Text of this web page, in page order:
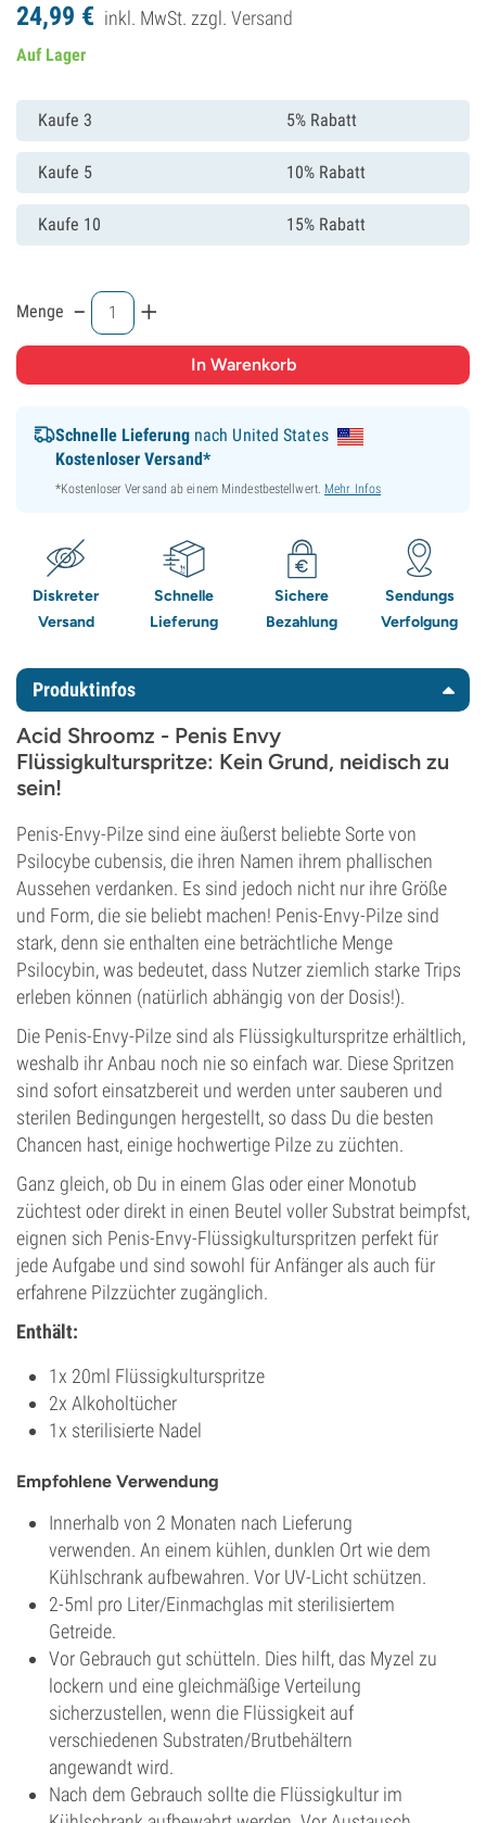
24,99 € inkl. MwSt. zzgl. Versand
Auf Lager
Kaufe 3 5% Rabatt
Kaufe 5 10% Rabatt
Kaufe 10 15% Rabatt
Menge - +
Schnelle Lieferungnach United States
Kostenloser Versand*
*Kostenloser Versand ab einem Mindestbestellwert. Mehr Infos
Diskreter
Versand
Schnelle
Lieferung
Sichere
Bezahlung
Sendungs
Verfolgung
Produktinfos
Acid Shroomz - Penis Envy
Flüssigkulturspritze: Kein Grund, neidisch zu
sein!
Penis-Envy-Pilze sind eine äußerst beliebte Sorte von
Psilocybe cubensis, die ihren Namen ihrem phallischen
Aussehen verdanken. Es sind jedoch nicht nur ihre Größe
und Form, die sie beliebt machen! Penis-Envy-Pilze sind
stark, denn sie enthalten eine beträchtliche Menge
Psilocybin, was bedeutet, dass Nutzer ziemlich starke Trips
erleben können (natürlich abhängig von der Dosis!).
Die Penis-Envy-Pilze sind als Flüssigkulturspritze erhältlich,
weshalb ihr Anbau noch nie so einfach war. Diese Spritzen
sind sofort einsatzbereit und werden unter sauberen und
sterilen Bedingungen hergestellt, so dass Du die besten
Chancen hast, einige hochwertige Pilze zu züchten.
Ganz gleich, ob Du in einem Glas oder einer Monotub
züchtest oder direkt in einen Beutel voller Substrat beimpfst,
eignen sich Penis-Envy-Flüssigkulturspritzen perfekt für
jede Aufgabe und sind sowohl für Anfänger als auch für
erfahrene Pilzzüchter zugänglich.
Enthält:
1x 20ml Flüssigkulturspritze
2x Alkoholtücher
1x sterilisierte Nadel
Empfohlene Verwendung
Innerhalb von 2 Monaten nach Lieferung
verwenden. An einem kühlen, dunklen Ort wie dem
Kühlschrank aufbewahren. Vor UV-Licht schützen.
2-5ml pro Liter/Einmachglas mit sterilisiertem
Getreide.
Vor Gebrauch gut schütteln. Dies hilft, das Myzel zu
lockern und eine gleichmäßige Verteilung
sicherzustellen, wenn die Flüssigkeit auf
verschiedenen Substraten/Brutbehältern
angewandt wird.
Nach dem Gebrauch sollte die Flüssigkultur im